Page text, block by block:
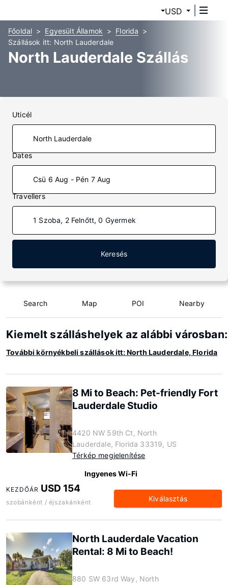
USD
Főoldal Egyesült Államok
Florida
Szállások itt: North Lauderdale
North Lauderdale Szállás
Uticél
Dates
Csü 6 Aug - Pén 7 Aug
Travellers
1 Szoba, 2 Felnőtt, 0 Gyermek
Keresés
Search Map POI Nearby
Kiemelt szálláshelyek az alábbi
További környékbeli szállások itt: North Lauderdale, Florida
8 Mi to Beach: Pet-friendly Fort
Lauderdale Studio
4420 NW 59th Ct, North
Lauderdale, Florida 33319, US
Térkép megjelenítése
Ingyenes Wi-Fi
KEZDŐÁR USD 154
szobánként / éjszakánként Kiválasztás
North Lauderdale Vacation
Rental: 8 Mi to Beach!
880 SW 63rd Way, North